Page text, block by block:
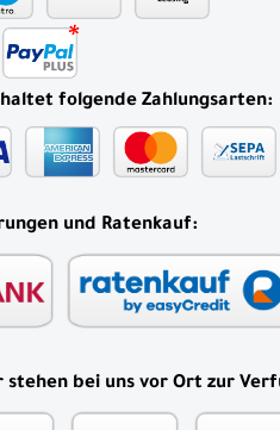
folgende Zahlungsarten:
und Ratenkauf:
stehen bei uns vor Ort zur